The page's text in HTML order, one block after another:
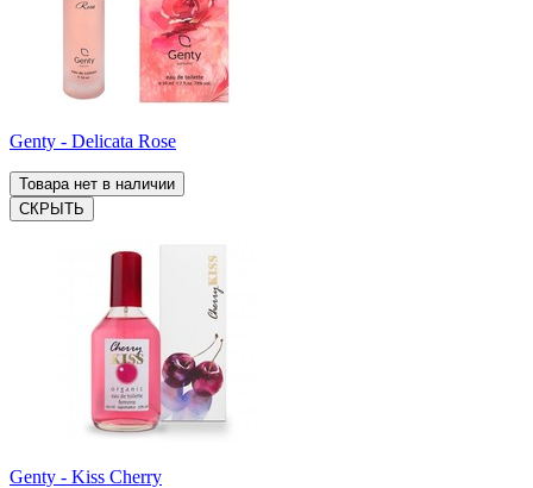
Genty - Delicata Rose
Товара нет в наличии
СКРЫТЬ
Genty - Kiss Cherry